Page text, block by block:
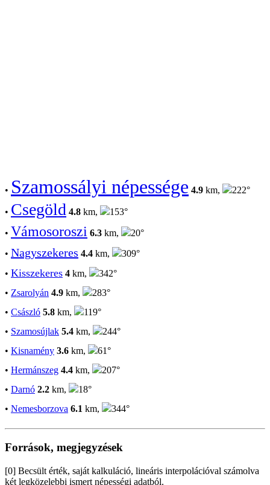
• Szamossályi népessége 4.9 km, 222°
• Csegöld 4.8 km, 153°
• Vámosoroszi 6.3 km,
20°
• Nagyszekeres 4.4 km,
309°
• Kisszekeres 4 km,
342°
• Zsarolyán 4.9 km,
283°
• Császló 5.8 km,
119°
• Szamosújlak 5.4 km,
244°
• Kisnamény 3.6 km,
61°
• Hermánszeg 4.4 km,
207°
• Darnó 2.2 km,
18°
• Nemesborzova 6.1 km, 344°
Források, megjegyzések
[0] Becsült érték, saját kalkuláció, lineáris interpolációval számolva
két legközelebbi ismert népességi adatból.